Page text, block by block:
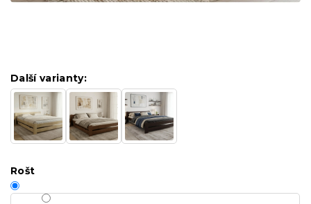
Další varianty:
Rošt